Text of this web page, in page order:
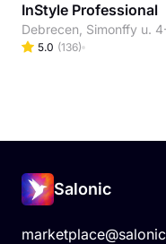
InStyle Professional
Debrecen, Simonffy u.
5.0 (136)
Salonic